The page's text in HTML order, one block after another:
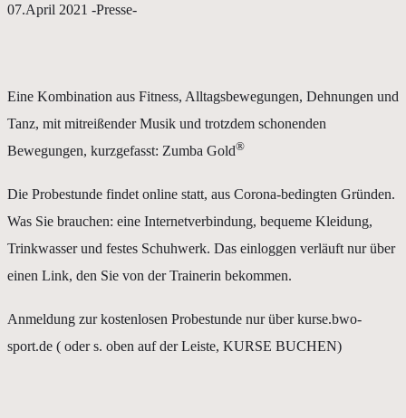
07.April 2021 -Presse-
Eine Kombination aus Fitness, Alltagsbewegungen, Dehnungen und
Tanz, mit mitreißender Musik und trotzdem schonenden
Bewegungen, kurzgefasst: Zumba Gold®
Die Probestunde findet online statt, aus Corona-bedingten Gründen.
Was Sie brauchen: eine Internetverbindung, bequeme Kleidung,
Trinkwasser und festes Schuhwerk. Das einloggen verläuft nur über
einen Link, den Sie von der Trainerin bekommen.
Anmeldung zur kostenlosen Probestunde nur über kurse.bwo-
sport.de ( oder s. oben auf der Leiste, KURSE BUCHEN)